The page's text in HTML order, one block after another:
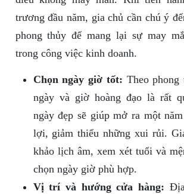
trương đầu năm, gia chủ cần chú ý
phong thủy để mang lại sự may
trong công việc kinh doanh.
Chọn ngày giờ tốt: Theo
ngày và giờ hoàng đạo là rất
ngày đẹp sẽ giúp mở ra một
lợi, giảm thiểu những xui rủi.
khảo lịch âm, xem xét tuổi và
chọn ngày giờ phù hợp.
Vị trí và hướng cửa hàng: